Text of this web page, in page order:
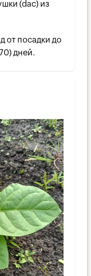
(dac) из
от посадки до
дней.